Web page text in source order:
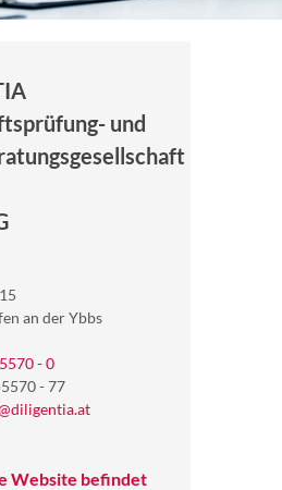
und
an der Ybbs
- 0
- 77
Website befindet